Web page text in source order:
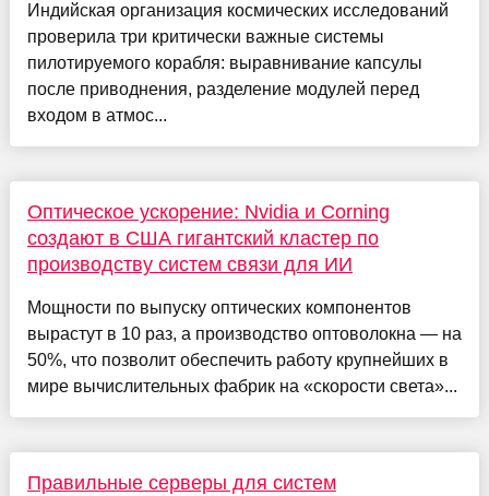
Индийская организация космических исследований
проверила три критически важные системы
пилотируемого корабля: выравнивание капсулы
после приводнения, разделение модулей перед
входом в атмос...
Оптическое ускорение: Nvidia и Corning
создают в США гигантский кластер по
производству систем связи для ИИ
Мощности по выпуску оптических компонентов
вырастут в 10 раз, а производство оптоволокна — на
50%, что позволит обеспечить работу крупнейших в
мире вычислительных фабрик на «скорости света»...
Правильные серверы для систем